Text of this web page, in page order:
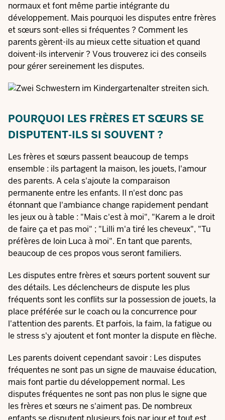
normaux et font même partie intégrante du
développement. Mais pourquoi les disputes entre frères
et sœurs sont-elles si fréquentes ? Comment les
parents gèrent-ils au mieux cette situation et quand
doivent-ils intervenir ? Vous trouverez ici des conseils
pour gérer sereinement les disputes.
POURQUOI LES FRÈRES ET SŒURS SE
DISPUTENT-ILS SI SOUVENT ?
Les frères et sœurs passent beaucoup de temps
ensemble : ils partagent la maison, les jouets, l'amour
des parents. A cela s'ajoute la comparaison
permanente entre les enfants. Il n'est donc pas
étonnant que l'ambiance change rapidement pendant
les jeux ou à table : "Mais c'est à moi", "Karem a le droit
de faire ça et pas moi" ; "Lilli m'a tiré les cheveux", "Tu
préfères de loin Luca à moi". En tant que parents,
beaucoup de ces propos vous seront familiers.
Les disputes entre frères et sœurs portent souvent sur
des détails. Les déclencheurs de dispute les plus
fréquents sont les conflits sur la possession de jouets, la
place préférée sur le coach ou la concurrence pour
l'attention des parents. Et parfois, la faim, la fatigue ou
le stress s'y ajoutent et font monter la dispute en flèche.
Les parents doivent cependant savoir : Les disputes
fréquentes ne sont pas un signe de mauvaise éducation,
mais font partie du développement normal. Les
disputes fréquentes ne sont pas non plus le signe que
les frères et sœurs ne s'aiment pas. De nombreux